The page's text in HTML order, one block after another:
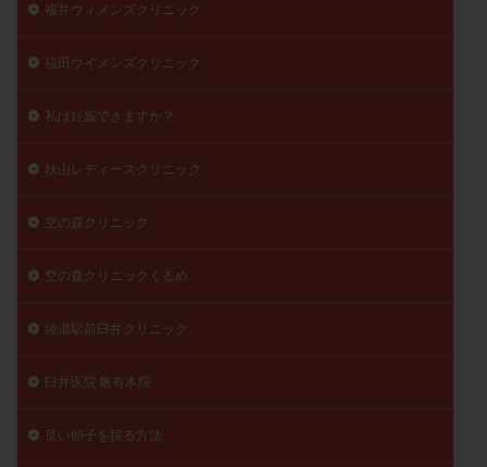
福井ウィメンズクリニック
福田ウイメンズクリニック
私は妊娠できますか？
秋山レディースクリニック
空の森クリニック
空の森クリニックくるめ
綾瀬駅前臼井クリニック
臼井医院 亀有本院
良い卵子を採る方法